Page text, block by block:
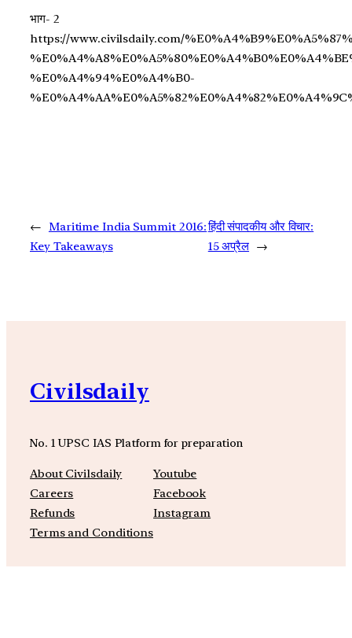
भाग- 2
https://www.civilsdaily.com/
%E0%A4%94%E0%A4%B0-
← Maritime India Summit 2016:
Key Takeaways
हिंदी संपादकीय और विचार:
15 अप्रैल →
Civilsdaily
No. 1 UPSC IAS Platform for preparation
About Civilsdaily
Careers
Refunds
Terms and Conditions
Youtube
Facebook
Instagram